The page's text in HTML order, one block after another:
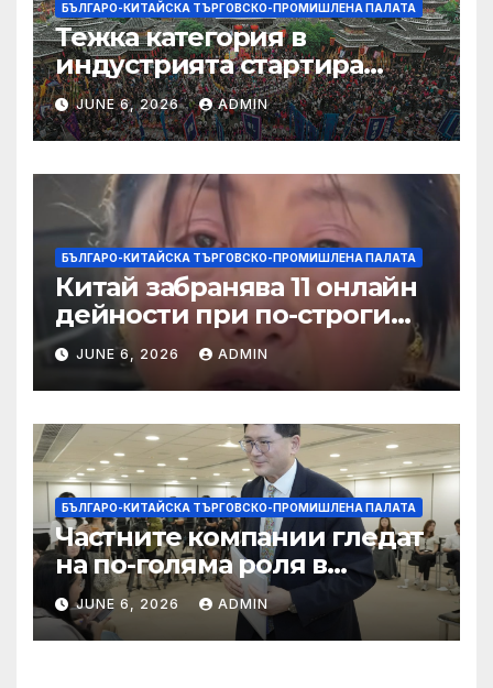
БЪЛГАРО-КИТАЙСКА ТЪРГОВСКО-ПРОМИШЛЕНА ПАЛАТА
Тежка категория в
индустрията стартира
алианс за космическа
слънчева енергия
JUNE 6, 2026 ADMIN
БЪЛГАРО-КИТАЙСКА ТЪРГОВСКО-ПРОМИШЛЕНА ПАЛАТА
Китай забранява 11 онлайн
дейности при по-строги
правила за ограничаване на
слуховете и
кибернасилниците
JUNE 6, 2026 ADMIN
БЪЛГАРО-КИТАЙСКА ТЪРГОВСКО-ПРОМИШЛЕНА ПАЛАТА
Частните компании гледат
на по-голяма роля в
стратегическата
енергетика
JUNE 6, 2026 ADMIN